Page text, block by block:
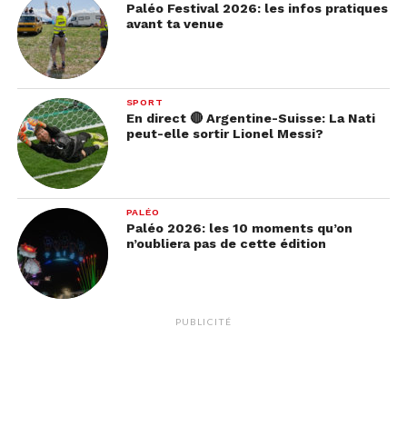
Paléo Festival 2026: les infos pratiques
avant ta venue
SPORT
En direct 🔴 Argentine-Suisse: La Nati
peut-elle sortir Lionel Messi?
PALÉO
Paléo 2026: les 10 moments qu’on
n’oubliera pas de cette édition
PUBLICITÉ